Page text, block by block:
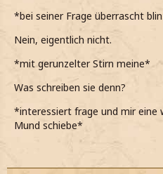
*bei seiner Frage überrascht
Nein, eigentlich nicht.
*mit gerunzelter Stirn meine*
Was schreiben sie denn?
*interessiert frage und mir eine
Mund schiebe*